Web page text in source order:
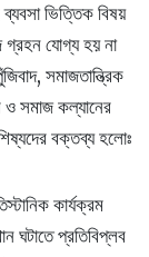
ভিত্তিক বিষয়
যোগ্য হয় না
সমাজতান্ত্রিক
ও সমাজ কল্যানের
বক্তব্য হলোঃ
কার্যক্রম
ঘটাতে প্রতিবিপ্লব